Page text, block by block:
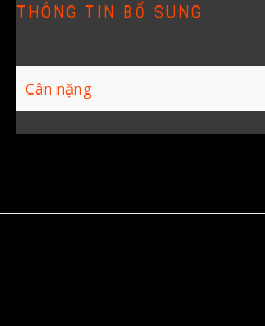
THÔNG TIN BỔ SUNG
Cân nặng